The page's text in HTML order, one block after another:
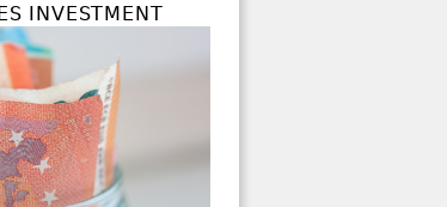
INVESTMENT